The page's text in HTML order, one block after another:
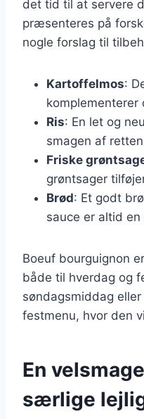
det tid til at servere
præsenteres på
nogle forslag til
Kartoffelmos:
komplementerer
Ris: En let og
smagen af
Friske
grøntsager
Brød: Et godt
sauce er altid en
Boeuf bourguignon
både til hverdag og
søndagsmiddag
festmenu, hvor den
En
særlige